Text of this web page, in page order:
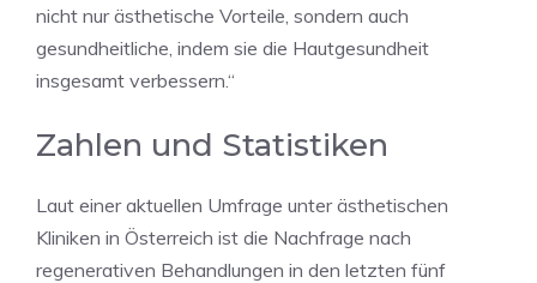
nicht nur ästhetische Vorteile, sondern auch
gesundheitliche, indem sie die Hautgesundheit
insgesamt verbessern.“
Zahlen und Statistiken
Laut einer aktuellen Umfrage unter ästhetischen
Kliniken in Österreich ist die Nachfrage nach
regenerativen Behandlungen in den letzten fünf